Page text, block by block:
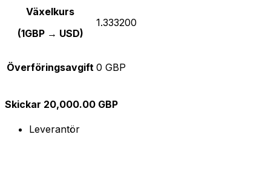
Växelkurs
(1GBP → USD)
1.333200
Överföringsavgift 0 GBP
Skickar 20,000.00 GBP
Leverantör